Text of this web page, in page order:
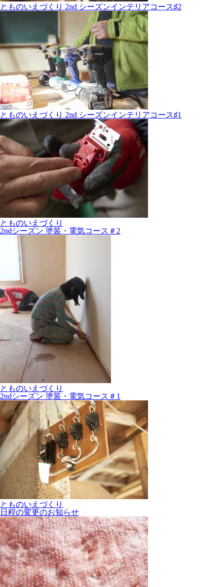
とものいえづくり 2nd シーズンインテリアコース♯2
とものいえづくり 2nd シーズンインテリアコース♯1
とものいえづくり
2ndシーズン 塗装・電気コース＃2
とものいえづくり
2ndシーズン 塗装・電気コース＃1
とものいえづくり
日程の変更のお知らせ